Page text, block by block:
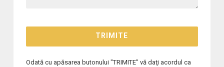
Odată cu apăsarea butonului "TRIMITE" vă daţi acordul ca